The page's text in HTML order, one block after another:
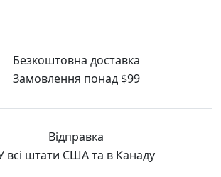
Безкоштовна доставка
Замовлення понад $99
Відправка
всі штати США та в Канаду